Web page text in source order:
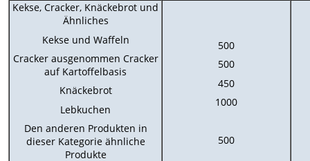
Kekse, Cracker, Knäckebrot und
Ähnliches
Kekse und Waffeln
Cracker ausgenommen Cracker
auf Kartoffelbasis
Knäckebrot
Lebkuchen
Den anderen Produkten in
dieser Kategorie ähnliche
Produkte
500
500
450
1000
500